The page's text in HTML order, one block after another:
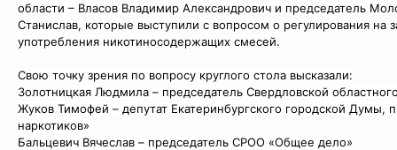
области – Власов Владимир Александрович и председатель
Станислав, которые выступили с вопросом о регулирования на
употребления никотиносодержащих смесей.
Свою точку зрения по вопросу круглого стола высказали:
Золотницкая Людмила – председатель Свердловской
Жуков Тимофей – депутат Екатеринбургского городской Думы,
наркотиков»
Бальцевич Вячеслав – председатель СРОО «Общее дело»